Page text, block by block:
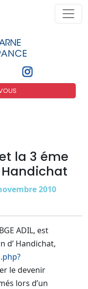
et la 3 éme
2010
ADIL, est
d’ Handichat,
le devenir
lors d’un